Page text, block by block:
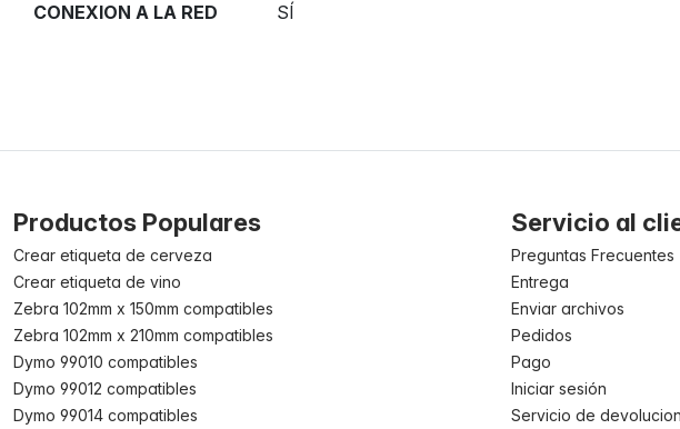
CONEXION A LA RED SÍ
Productos Populares
Crear etiqueta de cerveza
Crear etiqueta de vino
Zebra 102mm x 150mm compatibles
Zebra 102mm x 210mm compatibles
Dymo 99010 compatibles
Dymo 99012 compatibles
Dymo 99014 compatibles
Servicio al
Preguntas Frecuentes
Entrega
Enviar archivos
Pedidos
Pago
Iniciar sesión
Servicio de